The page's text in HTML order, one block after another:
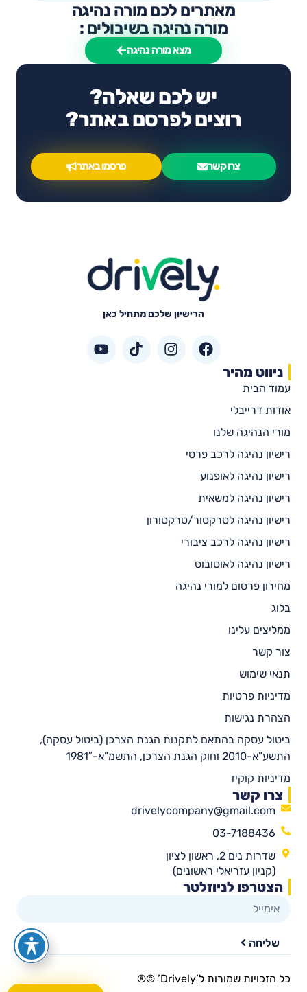
מאתרים לכם מורה נהיגה
מורה נהיגה בשיבולים :
מצא מורה נהיגה
יש לכם שאלה?
רוצים לפרסם באתר?
צרו קשר פרסמו באתר
הרישיון שלכם מתחיל כאן
ניווט מהיר
עמוד הבית
אודות דרייבלי
מורי הנהיגה שלנו
רישיון נהיגה לרכב פרטי
רישיון נהיגה לאופנוע
רישיון נהיגה למשאית
רישיון נהיגה לטרקטור/טרקטורון
רישיון נהיגה לרכב ציבורי
רישיון נהיגה לאוטובוס
מחירון פרסום למורי נהיגה
בלוג
ממליצים עלינו
צור קשר
תנאי שימוש
מדיניות פרטיות
הצהרת נגישות
ביטול עסקה בהתאם לתקנות הגנת הצרכן (ביטול עסקה),
התשע”א-2010 וחוק הגנת הצרכן, התשמ”א-1981″
מדיניות קוקיז
צרו קשר
drivelycompany@gmail.com
03-7188436
שדרות נים 2, ראשון לציון
(קניון עזריאלי ראשונים)
הצטרפו לניוזלטר
שליחה
כל הזכויות שמורות ל’Drively’ ©®​